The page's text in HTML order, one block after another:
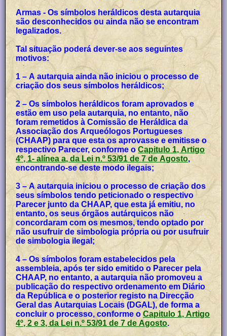
Armas - Os símbolos heráldicos desta autarquia
são desconhecidos ou ainda não se encontram
legalizados.
Tal situação poderá dever-se aos seguintes
motivos:
1 – A autarquia ainda não iniciou o processo de
criação dos seus símbolos heráldicos;
2 – Os símbolos heráldicos foram aprovados e
estão em uso pela autarquia, no entanto, não
foram remetidos à Comissão de Heráldica da
Associação dos Arqueólogos Portugueses
(CHAAP) para que esta os aprovasse e emitisse o
respectivo Parecer, conforme oCapitulo 1, Artigo
4º, 1- alínea a, da Lei n.º 53/91 de 7 de Agosto,
encontrando-se deste modo ilegais;
3 – A autarquia iniciou o processo de criação dos
seus símbolos tendo peticionado o respectivo
Parecer junto da CHAAP, que esta já emitiu, no
entanto, os seus órgãos autárquicos não
concordaram com os mesmos, tendo optado por
não usufruir de simbologia própria ou por usufruir
de simbologia ilegal;
4 – Os símbolos foram estabelecidos pela
assembleia, após ter sido emitido o Parecer pela
CHAAP, no entanto, a autarquia não promoveu a
publicação do respectivo ordenamento em Diário
da República e o posterior registo na Direcção
Geral das Autarquias Locais (DGAL), de forma a
concluir o processo, conforme oCapitulo 1, Artigo
4º, 2 e 3, da Lei n.º 53/91 de 7 de Agosto.